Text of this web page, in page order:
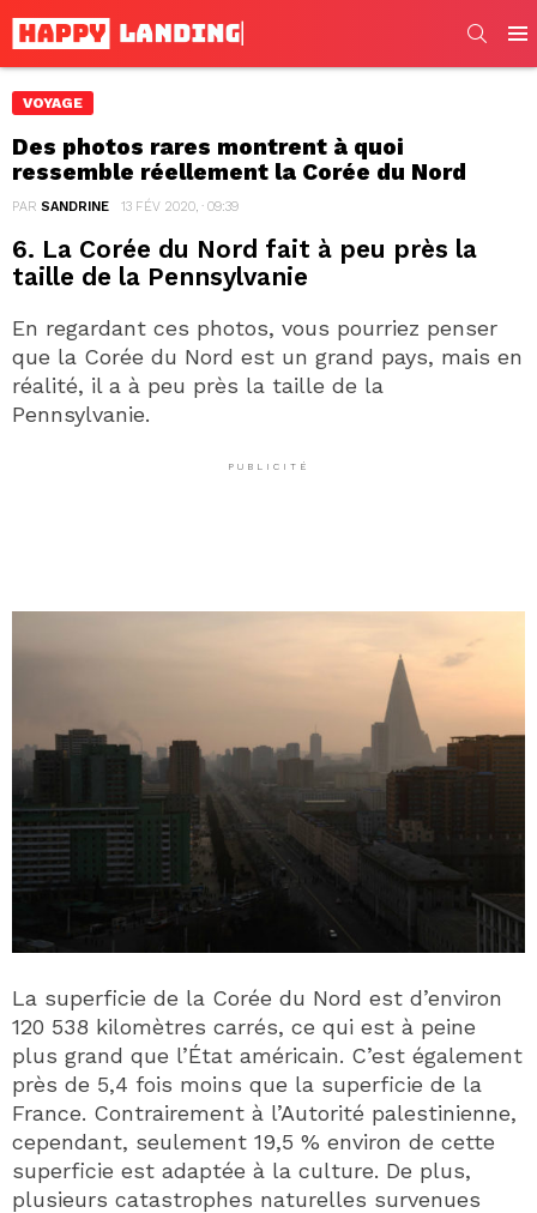
VOYAGE
Des photos rares montrent à quoi
ressemble réellement la Corée du Nord
PAR SANDRINE 13 FÉV 2020, · 09:39
6. La Corée du Nord fait à peu près la
taille de la Pennsylvanie
En regardant ces photos, vous pourriez penser
que la Corée du Nord est un grand pays, mais en
réalité, il a à peu près la taille de la
Pennsylvanie.
PUBLICITÉ
La superficie de la Corée du Nord est d’environ
120 538 kilomètres carrés, ce qui est à peine
plus grand que l’État américain. C’est également
près de 5,4 fois moins que la superficie de la
France. Contrairement à l’Autorité palestinienne,
cependant, seulement 19,5 % environ de cette
superficie est adaptée à la culture. De plus,
plusieurs catastrophes naturelles survenues